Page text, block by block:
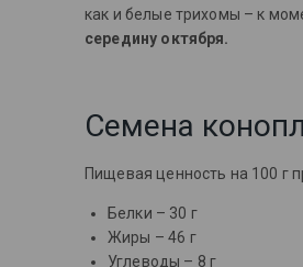
как и белые трихомы – к
середину октября.
Семена
Пищевая ценность на 100 г
Белки – 30 г
Жиры – 46 г
Углеводы – 8 г